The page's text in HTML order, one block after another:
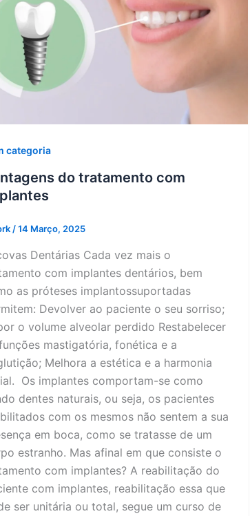
categoria
do tratamento com
/14 Março, 2025
Dentárias Cada vez mais o
com implantes dentários, bem
as próteses implantossuportadas
Devolver ao paciente o seu sorriso;
o volume alveolar perdido Restabelecer
mastigatória, fonética e a
Melhora a estética e a harmonia
Os implantes comportam-se como
dentes naturais, ou seja, os pacientes
com os mesmos não sentem a sua
em boca, como se tratasse de um
estranho. Mas afinal em que consiste o
com implantes? A reabilitação do
com implantes, reabilitação essa que
ser unitária ou total, segue um curso de